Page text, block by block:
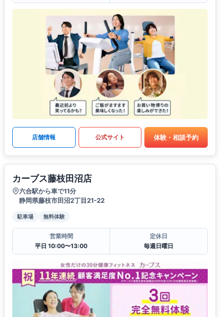
店舗情報 公式サイト 体験・相談予約
カーブス藤枝田沼店
六合駅から車で11分
静岡県藤枝市田沼2丁目21-22
駐車場 無料体験
営業時間
平日 10:00〜13:00
定休日
毎週日曜日